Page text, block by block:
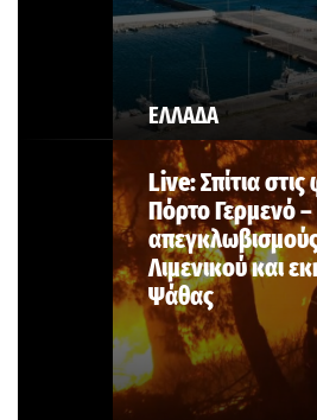
ΕΛΛΑΔΑ
Live: Σπίτια
Πόρτο Γερμενό –
Λιμενικού και
Ψάθας